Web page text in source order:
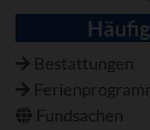
Bestattungen
Fundsachen